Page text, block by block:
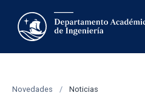
Novedades / Noticias